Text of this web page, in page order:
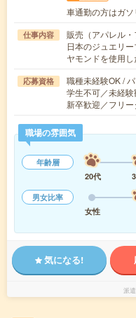
車通勤の方はガソ
仕事内容
販売（アパレル・
日本のジュエリ
ヤモンドを使用
応募資格
職種未経験OK /
学生不可／未経
新卒歓迎／フリ
職場の雰囲気
年齢層
20代
男女比率
女性
気になる!
派